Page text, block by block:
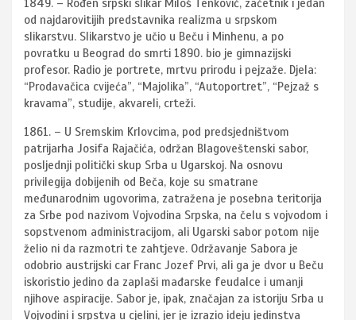
1849. – Rođen srpski slikar Miloš Tenković, začetnik i jedan
od najdarovitijih predstavnika realizma u srpskom
slikarstvu. Slikarstvo je učio u Beču i Minhenu, a po
povratku u Beograd do smrti 1890. bio je gimnazijski
profesor. Radio je portrete, mrtvu prirodu i pejzaže. Djela:
“Prodavačica cvijeća”, “Majolika”, “Autoportret”, “Pejzaž s
kravama”, studije, akvareli, crteži.
1861. – U Sremskim Krlovcima, pod predsjedništvom
patrijarha Josifa Rajačića, održan Blagoveštenski sabor,
posljednji politički skup Srba u Ugarskoj. Na osnovu
privilegija dobijenih od Beča, koje su smatrane
međunarodnim ugovorima, zatražena je posebna teritorija
za Srbe pod nazivom Vojvodina Srpska, na čelu s vojvodom i
sopstvenom administracijom, ali Ugarski sabor potom nije
želio ni da razmotri te zahtjeve. Održavanje Sabora je
odobrio austrijski car Franc Jozef Prvi, ali ga je dvor u Beču
iskoristio jedino da zaplaši mađarske feudalce i umanji
njihove aspiracije. Sabor je, ipak, značajan za istoriju Srba u
Vojvodini i srpstva u cjelini, jer je izrazio ideju jedinstva